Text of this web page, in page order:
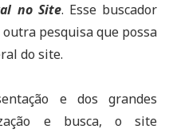
no Site. Esse buscador
pesquisa que possa
do site.
e dos grandes
e busca, o site